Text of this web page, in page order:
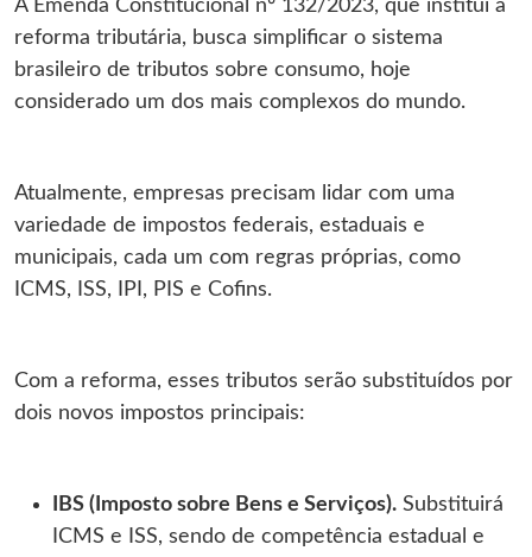
A Emenda Constitucional nº 132/2023, que institui a
reforma tributária, busca simplificar o sistema
brasileiro de tributos sobre consumo, hoje
considerado um dos mais complexos do mundo.
Atualmente, empresas precisam lidar com uma
variedade de impostos federais, estaduais e
municipais, cada um com regras próprias, como
ICMS, ISS, IPI, PIS e Cofins.
Com a reforma, esses tributos serão substituídos por
dois novos impostos principais:
IBS (Imposto sobre Bens e Serviços). Substituirá
ICMS e ISS, sendo de competência estadual e